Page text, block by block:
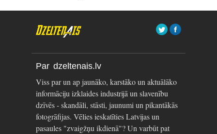
Par dzeltenais.lv
Viss par un ap jaunāko, karstāko un aktuālāko
informāciju izklaides industrijā un slavenību
dzīvēs - skandāli, stāsti, jaunumi un pikantākās
fotogrāfijas. Vēlies ieskatīties Latvijas un
pasaules "zvaigžņu ikdienā"? Un varbūt pat